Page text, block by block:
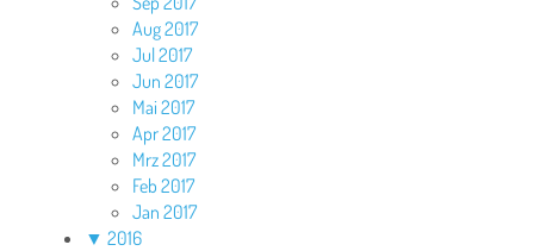
Aug 2017
Jul 2017
Jun 2017
Mai 2017
Apr 2017
Mrz 2017
Feb 2017
Jan 2017
▼ 2016